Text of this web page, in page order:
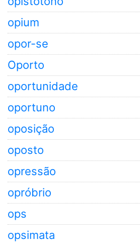
opium
opor-se
Oporto
oportunidade
oportuno
oposição
oposto
opressão
opróbrio
ops
opsimata